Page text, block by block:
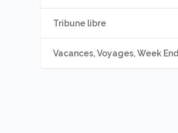
Tribune libre
Vacances, Voyages, Week End